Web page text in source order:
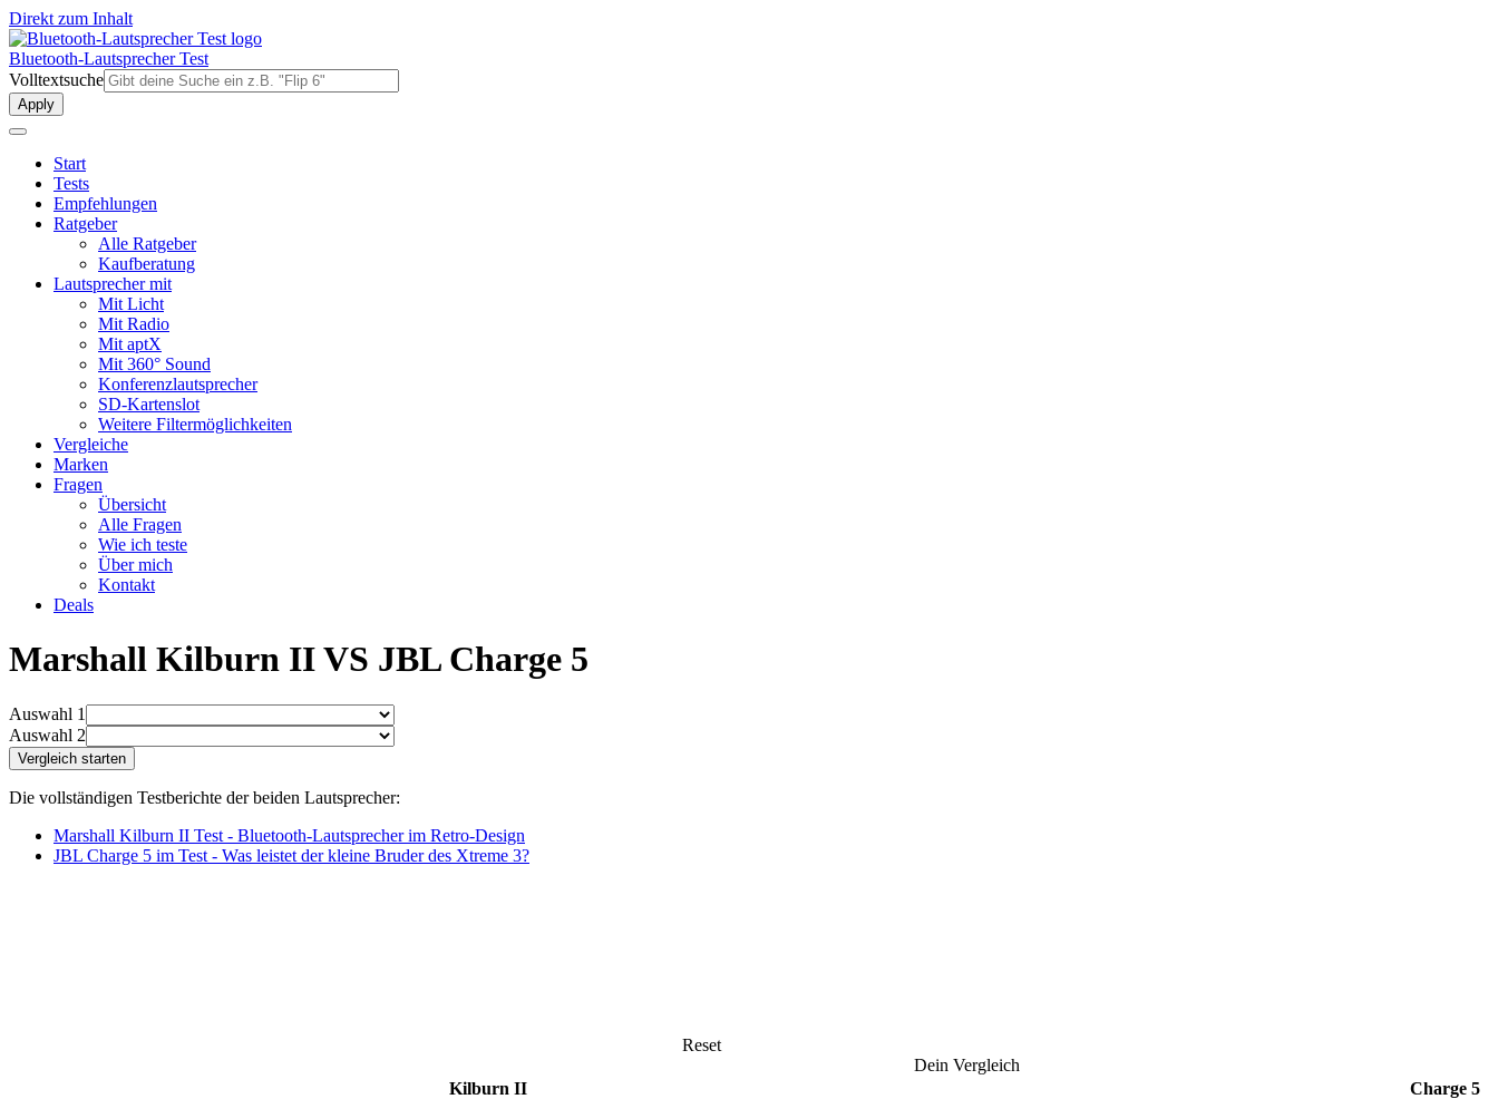
Direkt zum Inhalt
Bluetooth-Lautsprecher Test
Volltextsuche
Start
Tests
Empfehlungen
Ratgeber
Alle Ratgeber
Kaufberatung
Lautsprecher mit
Mit Licht
Mit Radio
Mit aptX
Mit 360° Sound
Konferenzlautsprecher
SD-Kartenslot
Weitere Filtermöglichkeiten
Vergleiche
Marken
Fragen
Übersicht
Alle Fragen
Wie ich teste
Über mich
Kontakt
Deals
Marshall Kilburn II VS JBL Charge 5
Auswahl 1
Auswahl 2
Die vollständigen Testberichte der beiden Lautsprecher:
Marshall Kilburn II Test - Bluetooth-Lautsprecher im Retro-Design
JBL Charge 5 im Test - Was leistet der kleine Bruder des Xtreme 3?
Reset
Dein Vergleich
Kilburn II
Charge 5